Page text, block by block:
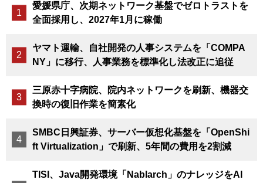
愛媛県庁、次期ネットワーク基盤でゼロトラストを
全面採用し、2027年1月に稼働
ヤマト運輸、自社開発の人事システムを「COMPA
NY」に移行、人事業務を標準化し法改正に追従
三原赤十字病院、院内ネットワークを刷新、機器交
換時の復旧作業を簡素化
SMBC日興証券、サーバー仮想化基盤を「OpenShi
ft Virtualization」で刷新、5年間の費用を2割減
TISI、Java開発環境「Nablarch」のナレッジをAI